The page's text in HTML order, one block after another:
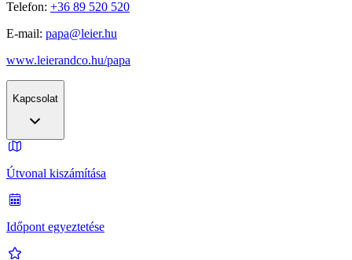
Telefon: +36 89 520 520
E-mail: papa@leier.hu
www.leierandco.hu/papa
Kapcsolat
Útvonal kiszámítása
Időpont egyeztetése